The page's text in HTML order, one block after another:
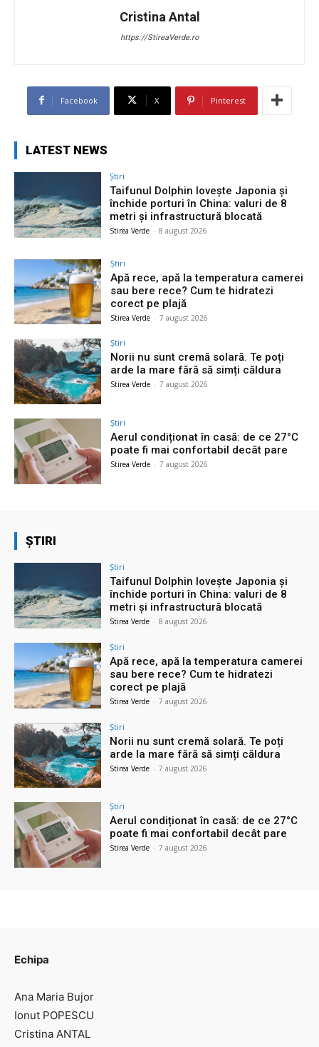
Cristina Antal
https://StireaVerde.ro
Facebook X Pinterest
LATEST NEWS
Știri
Taifunul Dolphin lovește Japonia și
închide porturi în China: valuri de 8
metri și infrastructură blocată
Stirea Verde - 8 august 2026
Știri
Apă rece, apă la temperatura camerei
sau bere rece? Cum te hidratezi
corect pe plajă
Stirea Verde - 7 august 2026
Știri
Norii nu sunt cremă solară. Te poți
arde la mare fără să simți căldura
Stirea Verde - 7 august 2026
Știri
Aerul condiționat în casă: de ce 27°C
poate fi mai confortabil decât pare
Stirea Verde - 7 august 2026
ȘTIRI
Știri
Taifunul Dolphin lovește Japonia și
închide porturi în China: valuri de 8
metri și infrastructură blocată
Stirea Verde - 8 august 2026
Știri
Apă rece, apă la temperatura camerei
sau bere rece? Cum te hidratezi
corect pe plajă
Stirea Verde - 7 august 2026
Știri
Norii nu sunt cremă solară. Te poți
arde la mare fără să simți căldura
Stirea Verde - 7 august 2026
Știri
Aerul condiționat în casă: de ce 27°C
poate fi mai confortabil decât pare
Stirea Verde - 7 august 2026
Echipa
Ana Maria Bujor
Ionut POPESCU
Cristina ANTAL